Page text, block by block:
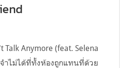
Talk Anymore (feat. Selena
ำไม่ได้ที่ทั้งห้องถูกแทนที่ด้วย